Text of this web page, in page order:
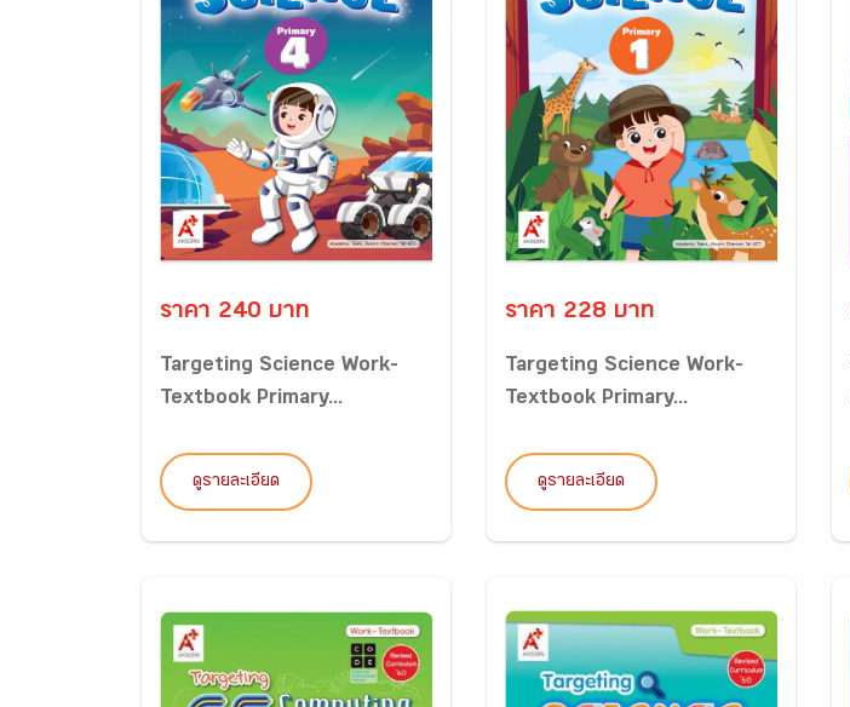
ราคา 240 บาท
Targeting Science Work-
Textbook Primary...
ดูรายละเอียด
ราคา 228 บาท
Targeting Science Work-
Textbook Primary...
ดูรายละเอียด